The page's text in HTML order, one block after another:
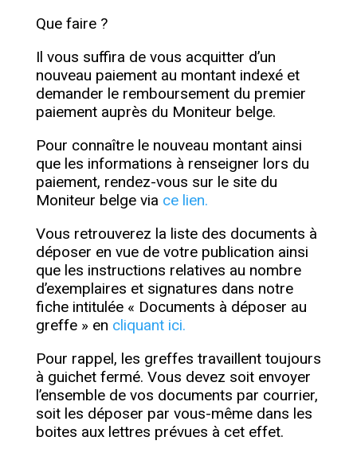
Que faire ?
Il vous suffira de vous acquitter d’un
nouveau paiement au montant indexé et
demander le remboursement du premier
paiement auprès du Moniteur belge.
Pour connaître le nouveau montant ainsi
que les informations à renseigner lors du
paiement, rendez-vous sur le site du
Moniteur belge via ce lien.
Vous retrouverez la liste des documents à
déposer en vue de votre publication ainsi
que les instructions relatives au nombre
d’exemplaires et signatures dans notre
fiche intitulée « Documents à déposer au
greffe » en cliquant ici.
Pour rappel, les greffes travaillent toujours
à guichet fermé. Vous devez soit envoyer
l’ensemble de vos documents par courrier,
soit les déposer par vous-même dans les
boites aux lettres prévues à cet effet.